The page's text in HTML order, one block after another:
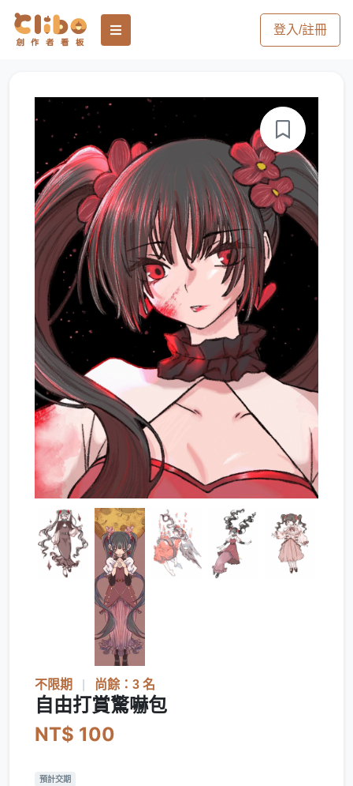
登入/註冊
不限期 尚餘：3 名
自由打賞驚嚇包
NT$ 100
預計交期